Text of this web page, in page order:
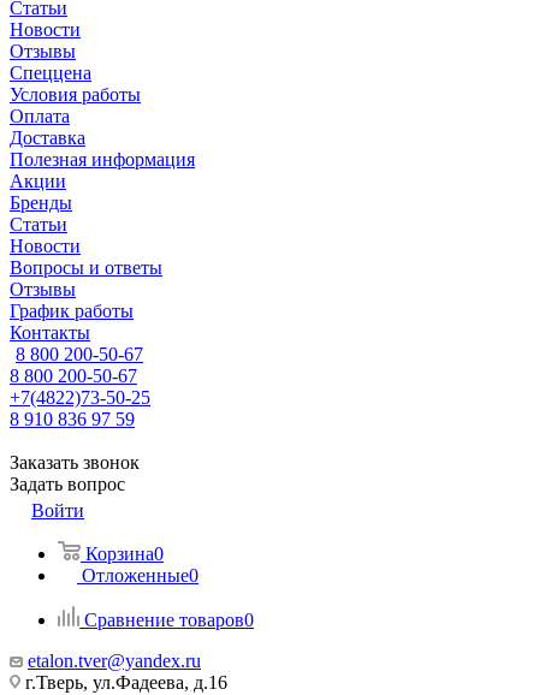
Статьи
Новости
Отзывы
Спеццена
Условия работы
Оплата
Доставка
Полезная информация
Акции
Бренды
Статьи
Новости
Вопросы и ответы
Отзывы
График работы
Контакты
8 800 200-50-67
8 800 200-50-67
+7(4822)73-50-25
8 910 836 97 59
Заказать звонок
Задать вопрос
Войти
Корзина0
Отложенные0
Сравнение товаров0
etalon.tver@yandex.ru
г.Тверь, ул.Фадеева, д.16